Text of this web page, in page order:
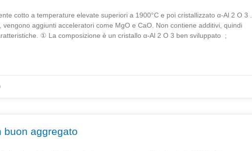
cotto a temperature elevate superiori a 1900°C e poi cristallizzato α-Al 2 O 3 .
aggiunti acceleratori come MgO e CaO. Non contiene additivi, quindi
① La composizione è un cristallo α-Al 2 O 3 ben sviluppato ;
buon aggregato